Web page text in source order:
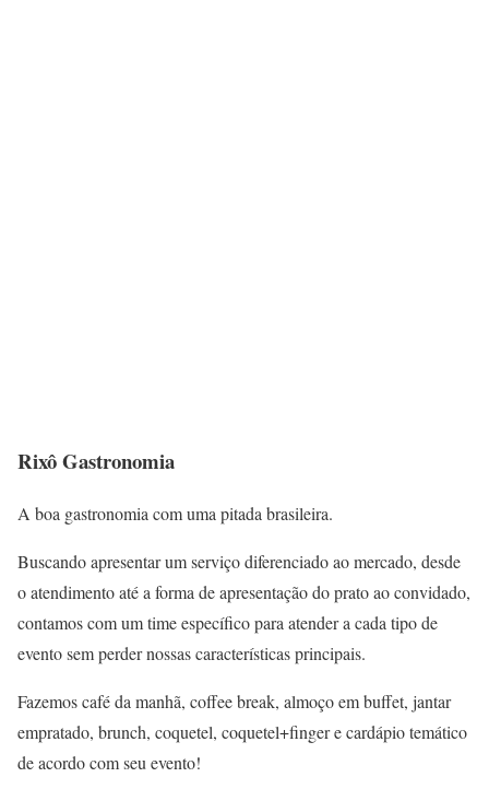
Rixô Gastronomia
A boa gastronomia com uma pitada brasileira.
Buscando apresentar um serviço diferenciado ao mercado, desde
o atendimento até a forma de apresentação do prato ao convidado,
contamos com um time específico para atender a cada tipo de
evento sem perder nossas características principais.
Fazemos café da manhã, coffee break, almoço em buffet, jantar
empratado, brunch, coquetel, coquetel+finger e cardápio temático
de acordo com seu evento!